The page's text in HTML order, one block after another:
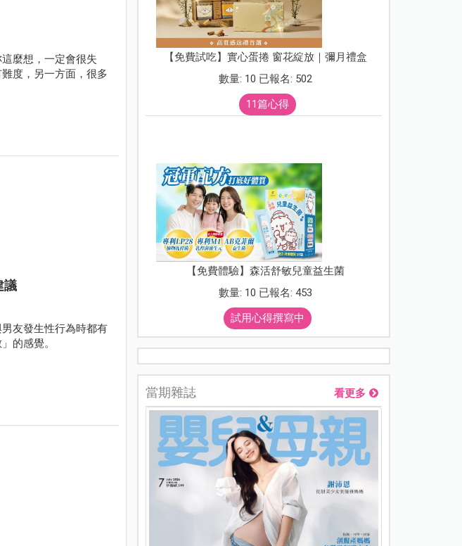
麼想，一定會很失
度，另一方面，很多
議
友發生性行為時都有
的感覺。
【免費試吃】實心蛋捲 窗花綻放｜彌月禮盒
數量: 10 已報名: 502
11篇心得
【免費體驗】森活舒敏兒童益生菌
數量: 10 已報名: 453
試用心得撰寫中
當期雜誌 看更多